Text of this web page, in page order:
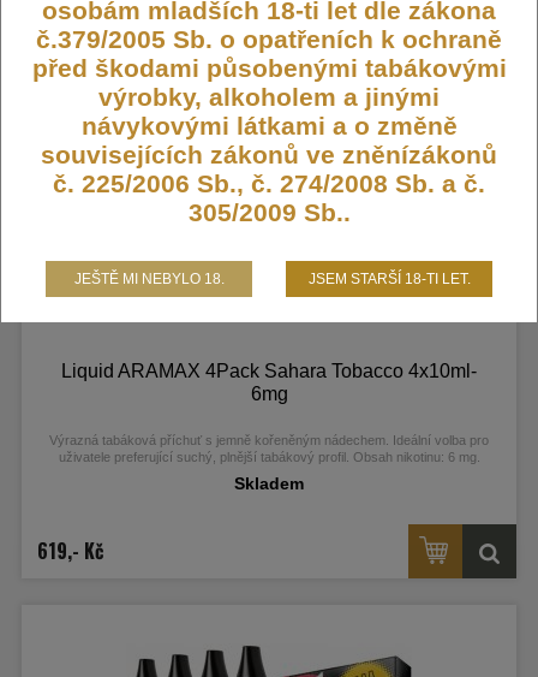
619,- Kč
Liquid ARAMAX 4Pack Sahara Tobacco 4x10ml-
6mg
Výrazná tabáková příchuť s jemně kořeněným nádechem. Ideální volba pro
uživatele preferující suchý, plnější tabákový profil. Obsah nikotinu: 6 mg.
Skladem
619,- Kč
osobám mladších 18-ti let dle zákona
č.379/2005 Sb. o opatřeních k ochraně
před škodami působenými tabákovými
výrobky, alkoholem a jinými
návykovými látkami a o změně
souvisejících zákonů ve zněnízákonů
č. 225/2006 Sb., č. 274/2008 Sb. a č.
305/2009 Sb..
JEŠTĚ MI NEBYLO 18. JSEM STARŠÍ 18-TI LET.